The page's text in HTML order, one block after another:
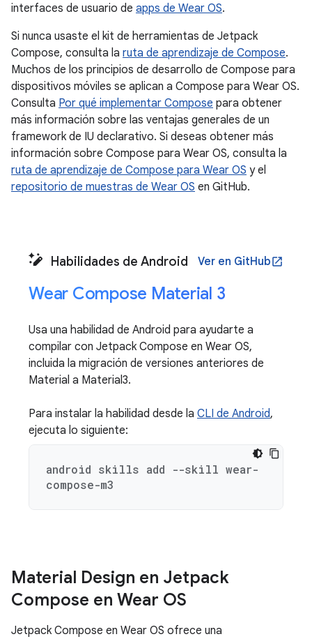
interfaces de usuario de apps de Wear OS.
Si nunca usaste el kit de herramientas de Jetpack
Compose, consulta la ruta de aprendizaje de Compose.
Muchos de los principios de desarrollo de Compose para
dispositivos móviles se aplican a Compose para Wear OS.
Consulta Por qué implementar Compose para obtener
más información sobre las ventajas generales de un
framework de IU declarativo. Si deseas obtener más
información sobre Compose para Wear OS, consulta la
ruta de aprendizaje de Compose para Wear OS y el
repositorio de muestras de Wear OS en GitHub.
Habilidades de Android Ver en GitHubopen_in_new
Wear Compose Material 3
Usa una habilidad de Android para ayudarte a
compilar con Jetpack Compose en Wear OS,
incluida la migración de versiones anteriores de
Material a Material3.
Para instalar la habilidad desde la CLI de Android,
ejecuta lo siguiente:
android skills add --skill wear-
compose-m3
Material Design en Jetpack
Compose en Wear OS
Jetpack Compose en Wear OS ofrece una